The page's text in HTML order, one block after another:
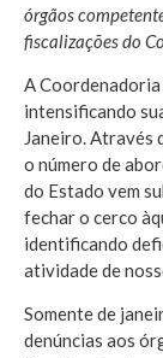
órgãos
fiscalizações do
A Coordenadoria
intensificando
Janeiro. Através
o número de
do Estado vem
fechar o cerco
identificando
atividade de
Somente de
denúncias aos